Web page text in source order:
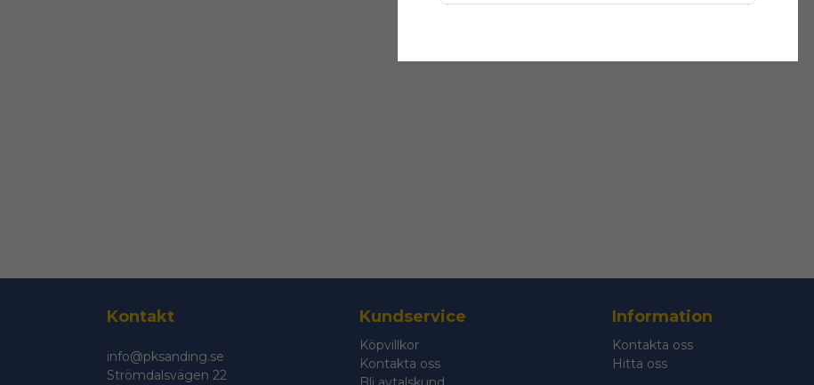
Kontakt
info@pksanding.se
Strömdalsvägen 22
Kundservice
Köpvillkor
Kontakta oss
Information
Kontakta oss
Hitta oss